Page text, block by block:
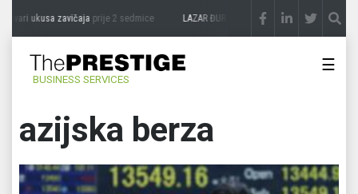
ukusa zavičajaprije 2 sedmice LAZAR ĐURIĆ: Promocija potencijal pretvara u
BUSINESS SERVICES
☰
azijska berza